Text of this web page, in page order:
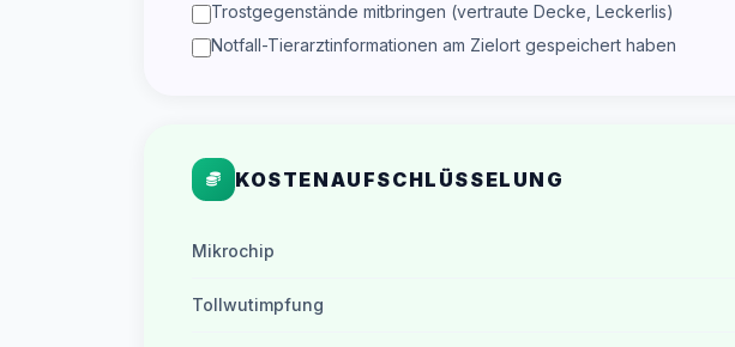
Trostgegenstände mitbringen (vertraute Decke, Leckerlis)
Notfall-Tierarztinformationen am Zielort gespeichert haben
KOSTENAUFSCHLÜSSELUNG
Mikrochip
Tollwutimpfung